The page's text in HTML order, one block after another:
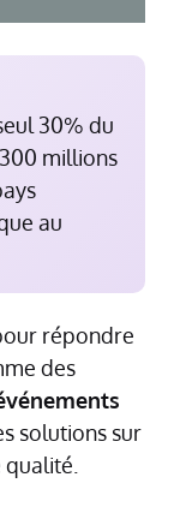
30% du
millions
au
répondre
des
solutions sur